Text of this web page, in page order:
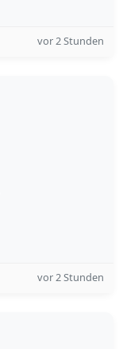
vor 2 Stunden
vor 2 Stunden